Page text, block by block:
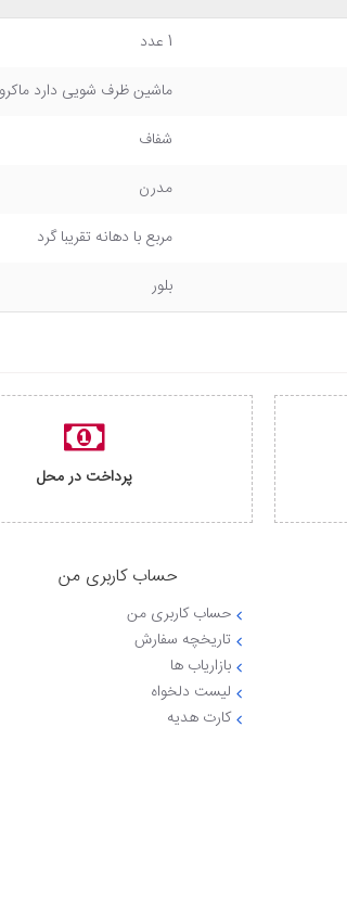
1 عدد
ماشین ظرف شویی دارد
شفاف
مدرن
مربع با دهانه تقریبا گرد
بلور
پرداخت در محل
حساب کاربری من
حساب کاربری من
تاریخچه سفارش
بازاریاب ها
لیست دلخواه
کارت هدیه